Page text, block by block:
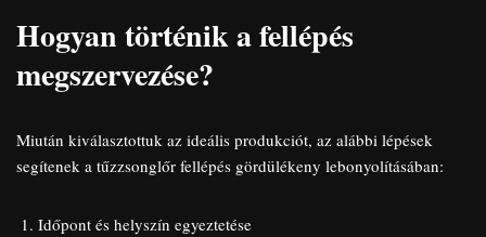
Hogyan történik a fellépés
megszervezése?
Miután kiválasztottuk az ideális produkciót, az alábbi lépések
segítenek a tűzzsonglőr fellépés gördülékeny lebonyolításában:
Időpont és helyszín egyeztetése